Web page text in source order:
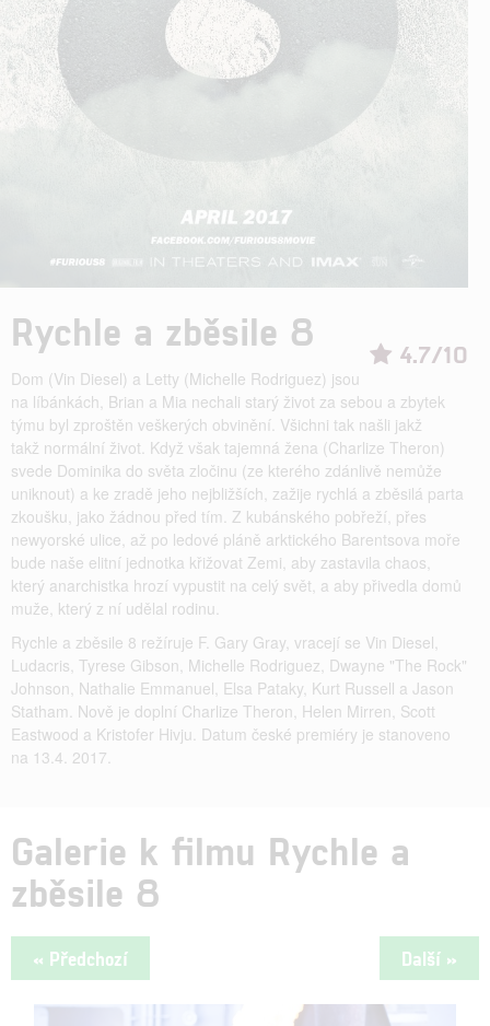
4.7/10
Rychle a zběsile 8
Dom (Vin Diesel) a Letty (Michelle Rodriguez) jsou
na líbánkách, Brian a Mia nechali starý život za sebou a zbytek
týmu byl zproštěn veškerých obvinění. Všichni tak našli jakž
takž normální život. Když však tajemná žena (Charlize Theron)
svede Dominika do světa zločinu (ze kterého zdánlivě nemůže
uniknout) a ke zradě jeho nejbližších, zažije rychlá a zběsilá parta
zkoušku, jako žádnou před tím. Z kubánského pobřeží, přes
newyorské ulice, až po ledové pláně arktického Barentsova moře
bude naše elitní jednotka křižovat Zemi, aby zastavila chaos,
který anarchistka hrozí vypustit na celý svět, a aby přivedla domů
muže, který z ní udělal rodinu.
Rychle a zběsile 8 režíruje F. Gary Gray, vracejí se Vin Diesel,
Ludacris, Tyrese Gibson, Michelle Rodriguez, Dwayne "The Rock"
Johnson, Nathalie Emmanuel, Elsa Pataky, Kurt Russell a Jason
Statham. Nově je doplní Charlize Theron, Helen Mirren, Scott
Eastwood a Kristofer Hivju. Datum české premiéry je stanoveno
na 13.4. 2017.
Galerie k filmu Rychle a
zběsile 8
« Předchozí Další »